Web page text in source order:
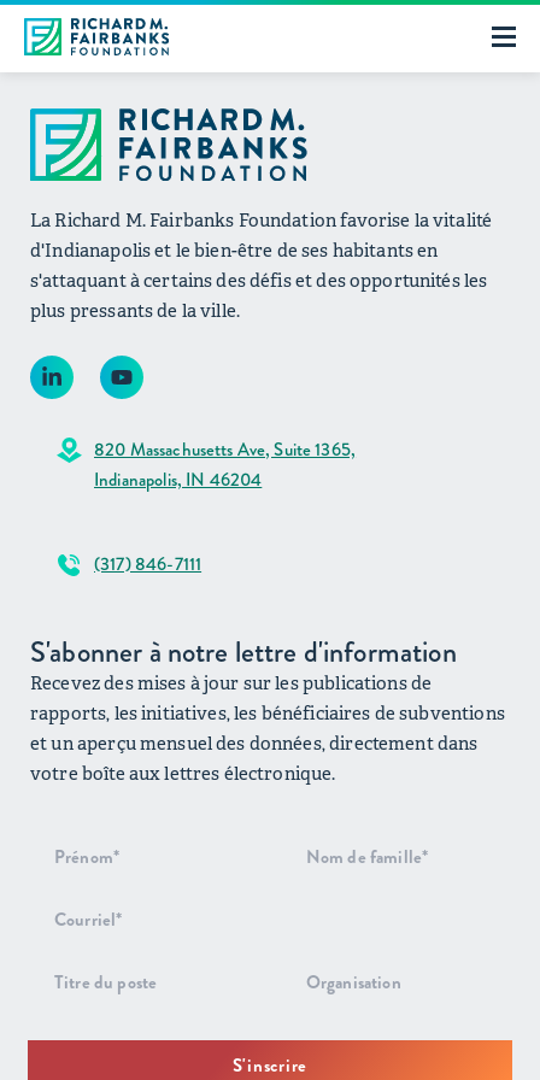
La Richard M. Fairbanks Foundation favorise la vitalité
d'Indianapolis et le bien-être de ses habitants en
s'attaquant à certains des défis et des opportunités les
plus pressants de la ville.
820 Massachusetts Ave, Suite 1365,
Indianapolis, IN 46204
(317) 846-7111
S'abonner à notre lettre d'information
Recevez des mises à jour sur les publications de
rapports, les initiatives, les bénéficiaires de subventions
et un aperçu mensuel des données, directement dans
votre boîte aux lettres électronique.
Inscription
d'information
S'inscrire